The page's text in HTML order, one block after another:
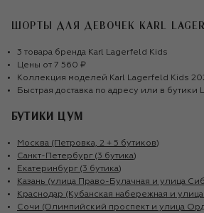
ШОРТЫ ДЛЯ ДЕВОЧЕК KARL
3 товара бренда Karl Lagerfeld Kids
Цены от 7 560 ₽
Коллекция моделей Karl Lagerfeld Kids
Быстрая доставка по адресу или в бутики
БУТИКИ ЦУМ
Москва (Петровка, 2 + 5 бутиков)
Санкт-Петербург (3 бутика)
Екатеринбург (3 бутика)
Казань (улица Право-Булачная и улица
Краснодар (Кубанская набережная и
Сочи (Олимпийский проспект и улица